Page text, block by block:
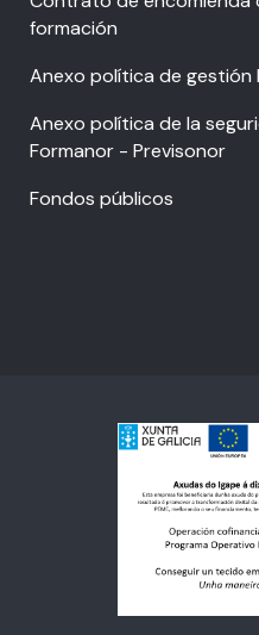
formación
Anexo política de gestión
Anexo política de la
Formanor - Previsonor
Fondos públicos